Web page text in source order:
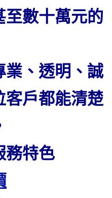
至數十萬元的
業、透明、誠
客戶都能清楚
務特色